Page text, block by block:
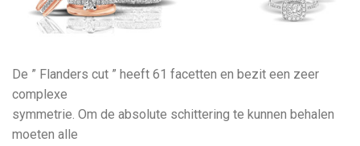
De ” Flanders cut ” heeft 61 facetten en bezit een zeer
complexe
symmetrie. Om de absolute schittering te kunnen behalen
moeten alle